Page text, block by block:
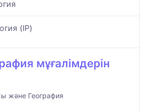
(IP)
мұғалімдерін
және География